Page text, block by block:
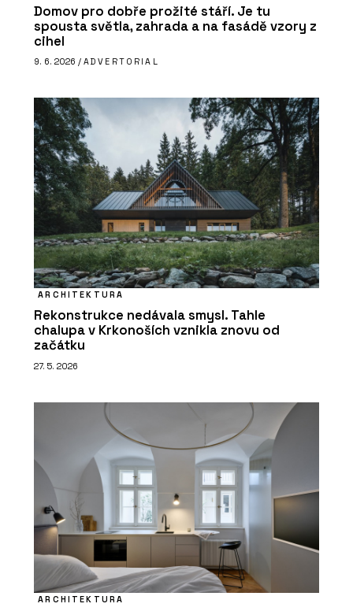
Domov pro dobře prožité stáří. Je tu
spousta světla, zahrada a na fasádě vzory z
cihel
9. 6. 2026 / ADVERTORIAL
ARCHITEKTURA
Rekonstrukce nedávala smysl. Tahle
chalupa v Krkonoších vznikla znovu od
začátku
27. 5. 2026
ARCHITEKTURA